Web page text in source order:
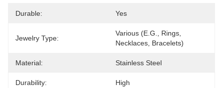
Durable: Yes
Jewelry Type:
Various (e.g., Rings,
Necklaces, Bracelets)
Material: Stainless Steel
Durability: High